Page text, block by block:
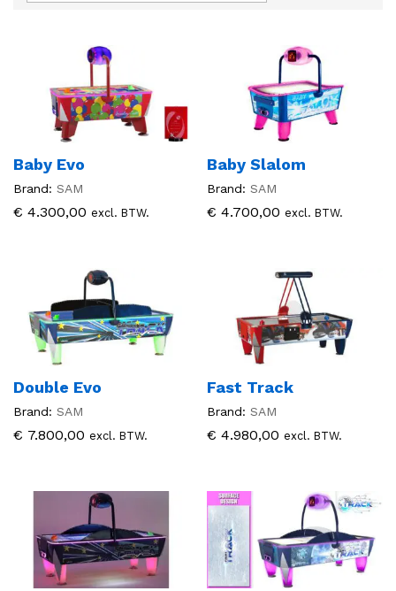
Baby Evo
Brand: SAM
€ 4.300,00 excl. BTW.
Baby Slalom
Brand: SAM
€ 4.700,00 excl. BTW.
Double Evo
Brand: SAM
€ 7.800,00 excl. BTW.
Fast Track
Brand: SAM
€ 4.980,00 excl. BTW.